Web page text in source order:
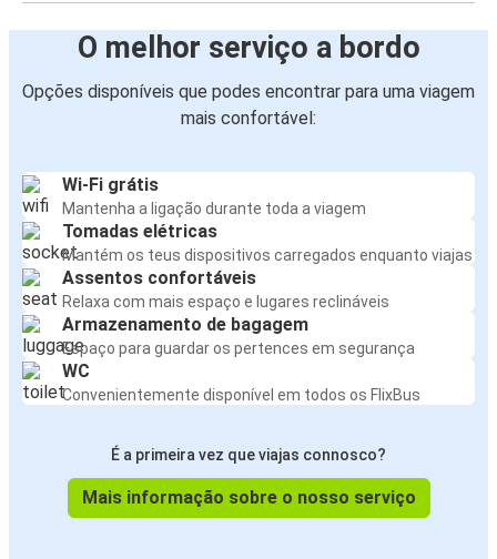
O melhor serviço a bordo
Opções disponíveis que podes encontrar para uma viagem
mais confortável:
Wi-Fi grátis
Mantenha a ligação durante toda a viagem
Tomadas elétricas
Mantém os teus dispositivos carregados enquanto viajas
Assentos confortáveis
Relaxa com mais espaço e lugares reclináveis
Armazenamento de bagagem
Espaço para guardar os pertences em segurança
WC
Convenientemente disponível em todos os FlixBus
É a primeira vez que viajas connosco?
Mais informação sobre o nosso serviço